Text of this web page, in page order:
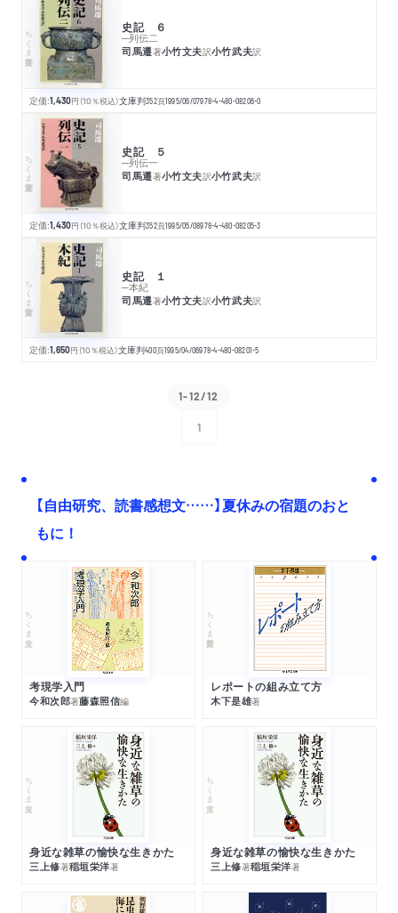
ちくま学芸文庫 史記 ６
─列伝二
司馬遷著小竹文夫訳小竹武夫訳
定価:1,430円 （10％税込）文庫判352頁1995/06/07978-4-480-08206-0
ちくま学芸文庫 史記 ５
─列伝一
司馬遷著小竹文夫訳小竹武夫訳
定価:1,430円 （10％税込）文庫判352頁1995/05/08978-4-480-08205-3
ちくま学芸文庫 史記 １
─本紀
司馬遷著小竹文夫訳小竹武夫訳
定価:1,650円 （10％税込）文庫判400頁1995/04/06978-4-480-08201-5
1-12/12
1
【自由研究、読書感想文……】夏休みの宿題のおと
もに！
ちくま文庫
考現学入門
今和次郎著藤森照信編
ちくま学芸文庫
レポートの組み立て方
木下是雄著
ちくま文庫
身近な雑草の愉快な生きかた
三上修著稲垣栄洋著
ちくま文庫
身近な雑草の愉快な生きかた
三上修著稲垣栄洋著